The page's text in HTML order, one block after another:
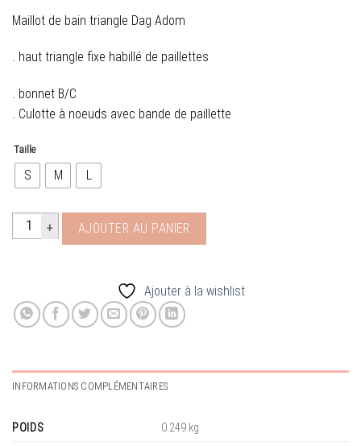
Maillot de bain triangle Dag Adom
. haut triangle fixe habillé de paillettes
. bonnet B/C
. Culotte à noeuds avec bande de paillette
Taille
S M L
quantité de Maillot de bain 2 pieces
AJOUTER AU PANIER
Ajouter à la wishlist
INFORMATIONS COMPLÉMENTAIRES
POIDS 0.249 kg